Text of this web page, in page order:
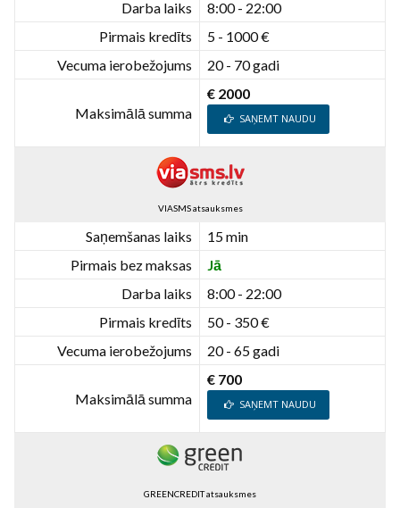
Darba laiks
8:00 - 22:00
Pirmais kredīts
5 - 1000 €
Vecuma ierobežojums
20 - 70 gadi
Maksimālā summa
€ 2000
SAŅEMT NAUDU
VIASMS atsauksmes
Saņemšanas laiks
15 min
Pirmais bez maksas
Jā
Darba laiks
8:00 - 22:00
Pirmais kredīts
50 - 350 €
Vecuma ierobežojums
20 - 65 gadi
Maksimālā summa
€ 700
SAŅEMT NAUDU
GREENCREDIT atsauksmes